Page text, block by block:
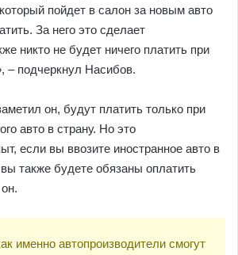
пойдет в салон за новым авто
За него это сделает
никто не будет ничего платить при
– подчеркнул Насибов.
он, будут платить только при
авто в страну. Но это
если вы ввозите иностранное авто в
также будете обязаны оплатить
именно автопроизводители смогут